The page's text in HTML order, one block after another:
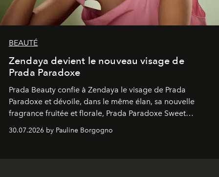
BEAUTÉ
Zendaya devient le nouveau visage de
Prada Paradoxe
Prada Beauty confie à Zendaya le visage de Prada
Paradoxe et dévoile, dans le même élan, sa nouvelle
fragrance fruitée et florale, Prada Paradoxe Sweet
Chemistry Eau de Parfum.
30.07.2026 by Pauline Borgogno